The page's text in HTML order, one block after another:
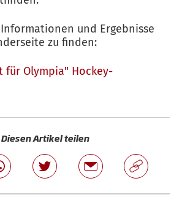
und Ergebnisse
zu finden:
für Olympia" Hockey-
Diesen Artikel teilen